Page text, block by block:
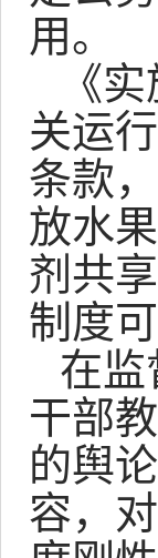
用。
《
关运
条款
放水
剂共
制度
在监
干部
的舆
容，